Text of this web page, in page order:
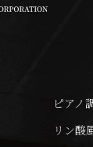
ピアノ
リン酸